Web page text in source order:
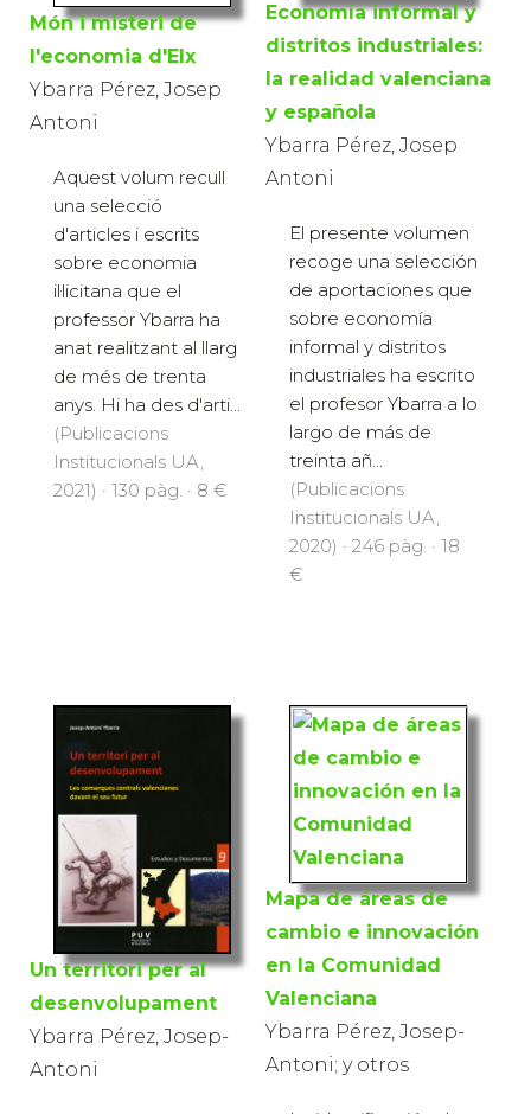
Món i misteri de
l'economia d'Elx
Ybarra Pérez, Josep
Antoni
Aquest volum recull
una selecció
d'articles i escrits
sobre economia
il·licitana que el
professor Ybarra ha
anat realitzant al llarg
de més de trenta
anys. Hi ha des d'arti...
(Publicacions
Institucionals UA,
2021) · 130 pàg. · 8 €
Economía informal y
distritos industriales:
la realidad valenciana
y española
Ybarra Pérez, Josep
Antoni
El presente volumen
recoge una selección
de aportaciones que
sobre economía
informal y distritos
industriales ha escrito
el profesor Ybarra a lo
largo de más de
treinta añ...
(Publicacions
Institucionals UA,
2020) · 246 pàg. · 18
€
Un territori per al
desenvolupament
Ybarra Pérez, Josep-
Antoni
Mapa de áreas de
cambio e innovación
en la Comunidad
Valenciana
Ybarra Pérez, Josep-
Antoni; y otros